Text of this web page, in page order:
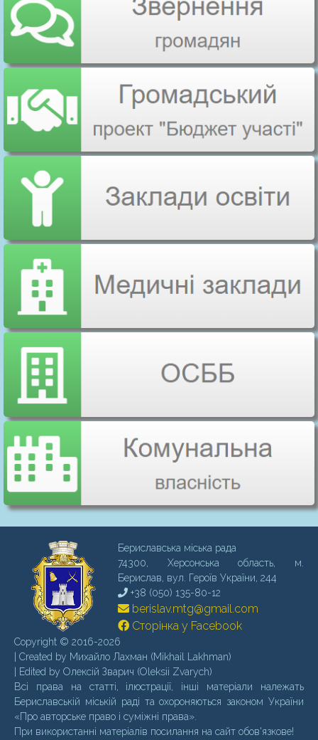
Бериславська міська рада
74300, Херсонська область, м.
Бериcлав, вул. Героїв України, 244
+38 (050) 135-80-12
berislav.mtg@gmail.com
Сторінка у Facebook
Copyright © 2016-2026
| Created by Михайло Лахман (Mikhail Lakhman)
| Edited by Олексій Зварич (Oleksii Zvarych)
Всі права на статті, ілюстрації, інші матеріали належать
Бериславській міській раді та охороняються законом України
«Про авторське право і суміжні права».
При використанні матеріалів посилання на сайт обов'язкове!